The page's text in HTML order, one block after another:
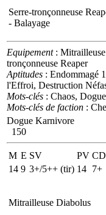
Serre-tronçonneuse
- Balayage
Equipement: Mitrailleuse
tronçonneuse Reaper
Aptitudes : Endommagé
l'Effroi, Destruction
Mots-clés : Chaos,
Mots-clés de faction :
Dogue Karnivore
150
M E SV PV CD
14 9 3+/5++ (tir) 14 7+
Mitrailleuse Diabolus